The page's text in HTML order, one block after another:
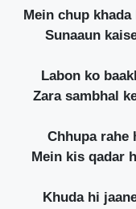
Mein chup
Sunaaun
Labon ko
Zara sambhal
Chhupa rahe
Mein kis qadar
Khuda hi